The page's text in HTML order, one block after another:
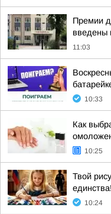
Премии
11:03
10:33
Как
10:25
Твой
единства!
10:24